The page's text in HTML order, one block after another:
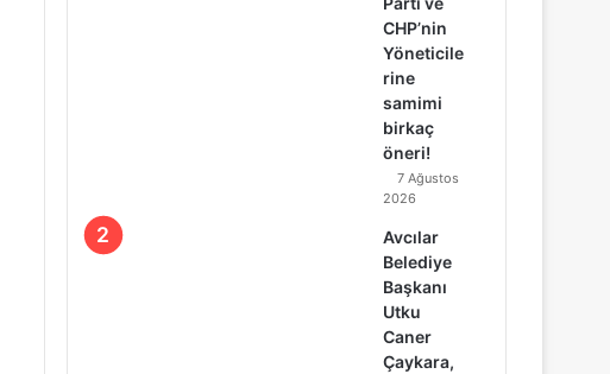
CHP’nin
Yöneticile
rine
samimi
birkaç
öneri!
7 Ağustos
2026
Avcılar
Belediye
Başkanı
Utku
Caner
Çaykara,